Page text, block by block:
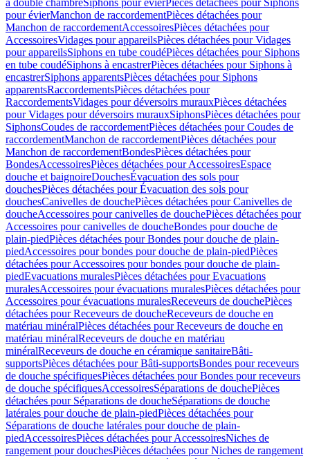
à double chambreSiphons pour évierPièces détachées pour Siphons
pour évierManchon de raccordementPièces détachées pour
Manchon de raccordementAccessoiresPièces détachées pour
AccessoiresVidages pour appareilsPièces détachées pour Vidages
pour appareilsSiphons en tube coudéPièces détachées pour Siphons
en tube coudéSiphons à encastrerPièces détachées pour Siphons à
encastrerSiphons apparentsPièces détachées pour Siphons
apparentsRaccordementsPièces détachées pour
RaccordementsVidages pour déversoirs murauxPièces détachées
pour Vidages pour déversoirs murauxSiphonsPièces détachées pour
SiphonsCoudes de raccordementPièces détachées pour Coudes de
raccordementManchon de raccordementPièces détachées pour
Manchon de raccordementBondesPièces détachées pour
BondesAccessoiresPièces détachées pour AccessoiresEspace
douche et baignoireDouchesÉvacuation des sols pour
douchesPièces détachées pour Évacuation des sols pour
douchesCanivelles de douchePièces détachées pour Canivelles de
doucheAccessoires pour canivelles de douchePièces détachées pour
Accessoires pour canivelles de doucheBondes pour douche de
plain-piedPièces détachées pour Bondes pour douche de plain-
piedAccessoires pour bondes pour douche de plain-piedPièces
détachées pour Accessoires pour bondes pour douche de plain-
piedEvacuations muralesPièces détachées pour Evacuations
muralesAccessoires pour évacuations muralesPièces détachées pour
Accessoires pour évacuations muralesReceveurs de douchePièces
détachées pour Receveurs de doucheReceveurs de douche en
matériau minéralPièces détachées pour Receveurs de douche en
matériau minéralReceveurs de douche en matériau
minéralReceveurs de douche en céramique sanitaireBâti-
supportsPièces détachées pour Bâti-supportsBondes pour receveurs
de douche spécifiquesPièces détachées pour Bondes pour receveurs
de douche spécifiquesAccessoiresSéparations de douchePièces
détachées pour Séparations de doucheSéparations de douche
latérales pour douche de plain-piedPièces détachées pour
Séparations de douche latérales pour douche de plain-
piedAccessoiresPièces détachées pour AccessoiresNiches de
rangement pour douchesPièces détachées pour Niches de rangement